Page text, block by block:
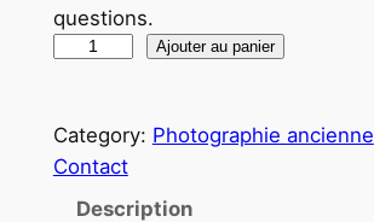
questions.
n
t
Ajouter au panier
Category: Photographie ancienne
Contact
Description